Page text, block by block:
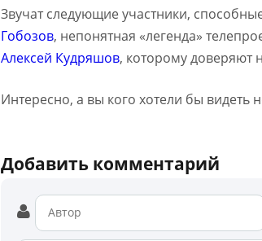
Звучат следующие участники,
Гобозов, непонятная «легенда»
Алексей Кудряшов, которому доверяют
Интересно, а вы кого хотели бы
Добавить комментарий